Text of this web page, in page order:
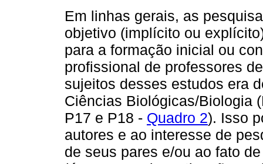
Em linhas gerais, as
objetivo (implícito ou
para a formação inicial ou
profissional de professores
sujeitos desses estudos era
Ciências Biológicas/Biologia
P17 e P18 - Quadro 2). Isso
autores e ao interesse de
de seus pares e/ou ao fato